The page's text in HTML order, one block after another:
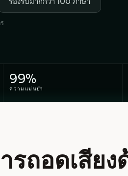
99%
ความแม่นยำ
รถอดเสียง